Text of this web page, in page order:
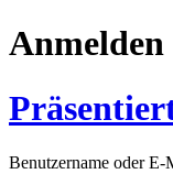
Anmelden
Benutzername oder E-